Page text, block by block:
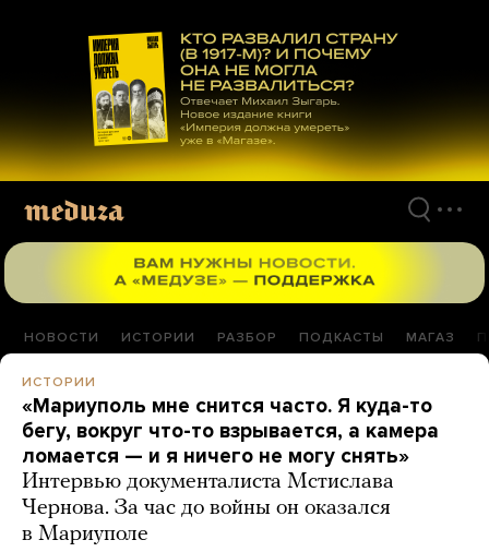
материалам
НОВОСТИ ИСТОРИИ РАЗБОР ПОДКАСТЫ МАГАЗ
ИСТОРИИ
«Мариуполь мне снится часто. Я куда-то
бегу, вокруг что-то взрывается, а камера
ломается — и я ничего не могу снять»
Интервью документалиста Мстислава
Чернова. За час до войны он оказался
в Мариуполе